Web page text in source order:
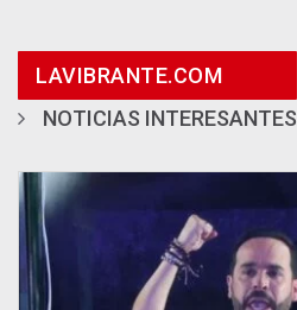
LAVIBRANTE.COM
NOTICIAS INTERESANTES